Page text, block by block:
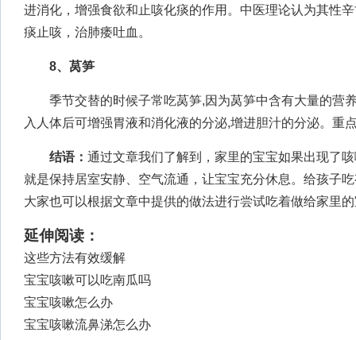
进消化，增强食欲和止咳化痰的作用。中医理论认为其性
痰止咳，治肺痿吐血。
8、莴笋
季节交替的时候子常吃莴笋,因为莴笋中含有大量的营
入人体后可增强胃液和消化液的分泌,增进胆汁的分泌。重
结语： 通过文章我们了解到，家里的宝宝如果出现了
就是保持居室安静、空气流通，让宝宝充分休息。给孩子
大家也可以根据文章中提供的做法进行尝试吃着做给家里
延伸阅读：
这些方法有效缓解
宝宝咳嗽可以吃南瓜吗
宝宝咳嗽怎么办
宝宝咳嗽流鼻涕怎么办